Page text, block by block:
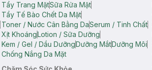
Tẩy Trang MặtSữa Rửa Mặt
Tẩy Tế Bào Chết Da Mặt
Toner / Nước Cân Bằng DaSerum / Tinh Chất
Xịt KhoángLotion / Sữa Dưỡng
Kem / Gel / Dầu DưỡngDưỡng MắtDưỡng Môi
Chống Nắng Da Mặt